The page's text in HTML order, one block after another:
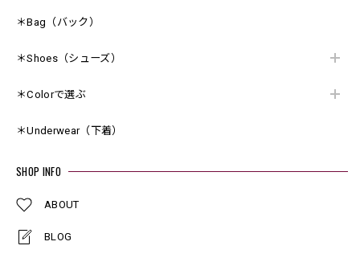
＊Bag（バック）
＊Shoes（シューズ）
＊Colorで選ぶ
＊Underwear（下着）
SHOP INFO
ABOUT
BLOG